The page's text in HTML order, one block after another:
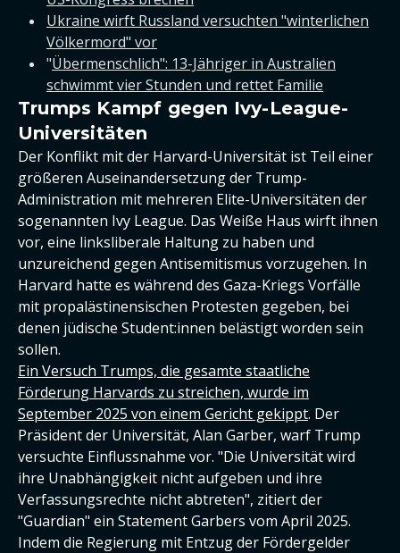
Ukraine wirft Russland versuchten "winterlichen
Völkermord" vor
"Übermenschlich": 13-Jähriger in Australien
schwimmt vier Stunden und rettet Familie
Trumps Kampf gegen Ivy-League-
Universitäten
Der Konflikt mit der Harvard-Universität ist Teil einer
größeren Auseinandersetzung der Trump-
Administration mit mehreren Elite-Universitäten der
sogenannten Ivy League. Das Weiße Haus wirft ihnen
vor, eine linksliberale Haltung zu haben und
unzureichend gegen Antisemitismus vorzugehen. In
Harvard hatte es während des Gaza-Kriegs Vorfälle
mit propalästinensischen Protesten gegeben, bei
denen jüdische Student:innen belästigt worden sein
sollen.
Ein Versuch Trumps, die gesamte staatliche
Förderung Harvards zu streichen, wurde im
September 2025 von einem Gericht gekippt. Der
Präsident der Universität, Alan Garber, warf Trump
versuchte Einflussnahme vor. "Die Universität wird
ihre Unabhängigkeit nicht aufgeben und ihre
Verfassungsrechte nicht abtreten", zitiert der
"Guardian" ein Statement Garbers vom April 2025.
Indem die Regierung mit Entzug der Fördergelder